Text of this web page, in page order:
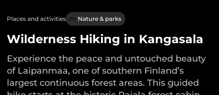
Places and activities Nature & parks
Wilderness Hiking in Kangasala
Experience the peace and untouched beauty
of Laipanmaa, one of southern Finland’s
largest continuous forest areas. This guided